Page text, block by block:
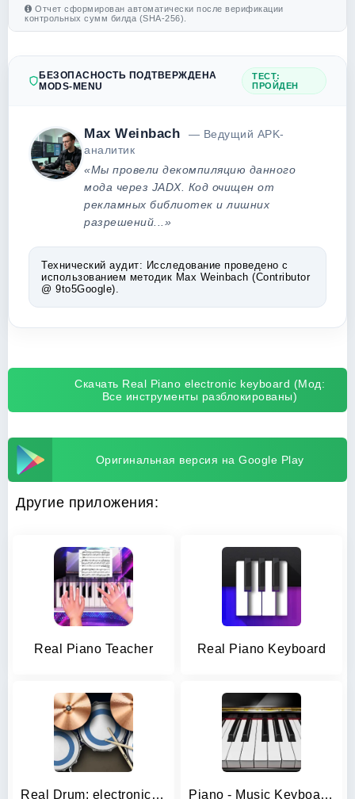
Отчет сформирован автоматически после верификации
контрольных сумм билда (SHA-256).
БЕЗОПАСНОСТЬ ПОДТВЕРЖДЕНА
MODS-MENU
ТЕСТ:
ПРОЙДЕН
Max Weinbach
— Ведущий APK-
аналитик
«Мы провели декомпиляцию данного
мода через JADX. Код очищен от
рекламных библиотек и лишних
разрешений...»
Технический аудит: Исследование проведено с
использованием методик Max Weinbach (Contributor
@ 9to5Google).
Скачать Real Piano electronic keyboard (Мод:
Все инструменты разблокированы)
Оригинальная версия на Google Play
Другие приложения:
Real Piano Teacher Real Piano Keyboard
Real Drum: electronic drums Piano - Music Keyboard & Tiles